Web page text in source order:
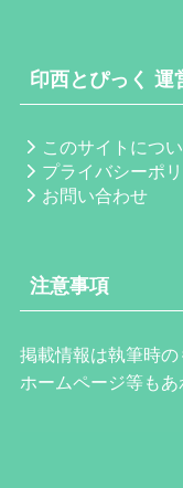
印西とぴっく 運
このサイトにつ
プライバシーポ
お問い合わせ
注意事項
掲載情報は執筆時
ホームページ等もあ